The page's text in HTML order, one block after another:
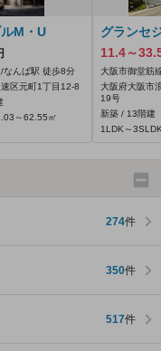
M・U
なんば駅 徒歩8分
区元町1丁目12-8
～62.55㎡
グランセ
11.4～
大阪市御堂筋
大阪府大阪市
19号
新築 / 13階建
1LDK～
274件
350件
517件